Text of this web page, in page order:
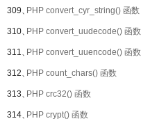
309、PHP convert_cyr_string() 函数
310、PHP convert_uudecode() 函数
311、PHP convert_uuencode() 函数
312、PHP count_chars() 函数
313、PHP crc32() 函数
314、PHP crypt() 函数